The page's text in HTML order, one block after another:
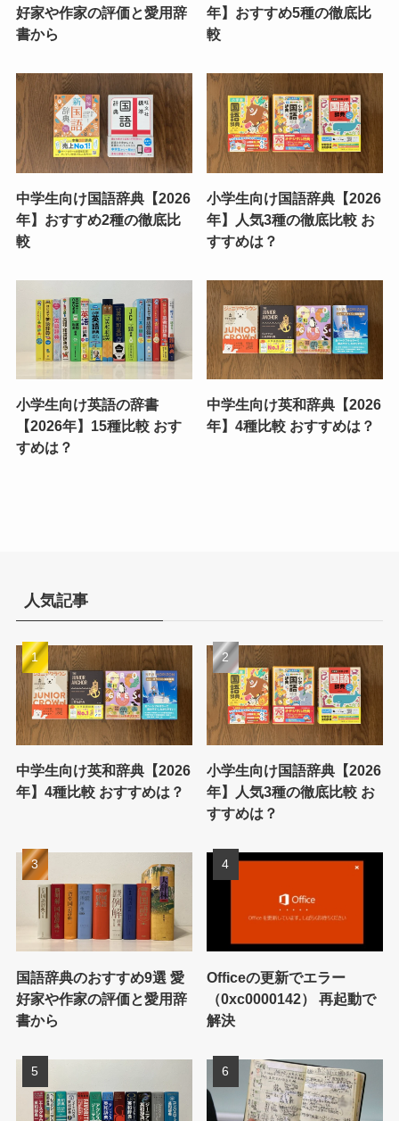
好家や作家の評価と愛用辞
書から
年】おすすめ5種の徹底比
較
中学生向け国語辞典【2026
年】おすすめ2種の徹底比
較
小学生向け国語辞典【2026
年】人気3種の徹底比較 お
すすめは？
小学生向け英語の辞書
【2026年】15種比較 おす
すめは？
中学生向け英和辞典【2026
年】4種比較 おすすめは？
人気記事
中学生向け英和辞典【2026
年】4種比較 おすすめは？
小学生向け国語辞典【2026
年】人気3種の徹底比較 お
すすめは？
国語辞典のおすすめ9選 愛
好家や作家の評価と愛用辞
書から
Officeの更新でエラー
（0xc0000142） 再起動で
解決